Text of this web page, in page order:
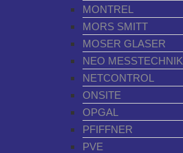
MONTREL
MORS SMITT
MOSER GLASER
NEO MESSTECHNIK
NETCONTROL
ONSITE
OPGAL
PFIFFNER
PVE